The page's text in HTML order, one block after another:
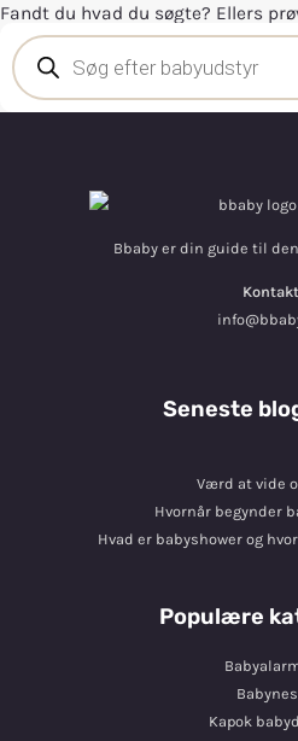
Fandt du hvad du søgte? Ellers
Bbaby er din guide til
Kontakt
Seneste
Værd at vide
Hvornår begynder
Hvad er babyshower og
Populære
Kapok